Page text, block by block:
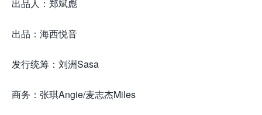
出品人：郑斌彪
出品：海西悦音
发行统筹：刘洲Sasa
商务：张琪Angie/麦志杰Miles